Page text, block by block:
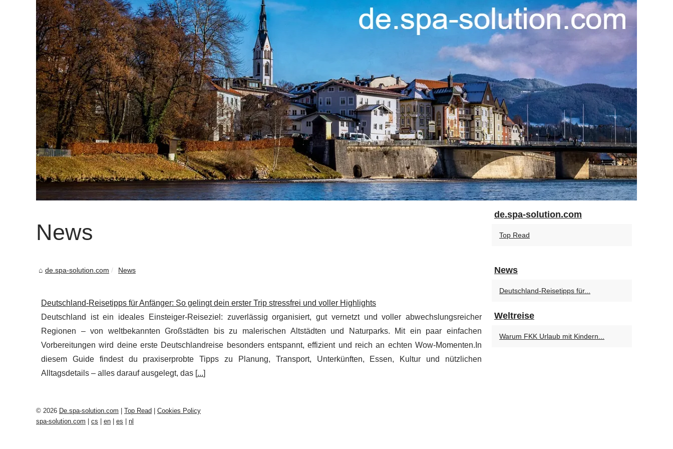
News
de.spa-solution.com News
Deutschland-Reisetipps für Anfänger: So gelingt dein erster Trip stressfrei und voller Highlights
Deutschland ist ein ideales Einsteiger-Reiseziel: zuverlässig organisiert, gut vernetzt und voller abwechslungsreicher
Regionen – von weltbekannten Großstädten bis zu malerischen Altstädten und Naturparks. Mit ein paar einfachen
Vorbereitungen wird deine erste Deutschlandreise besonders entspannt, effizient und reich an echten Wow-Momenten.In
diesem Guide findest du praxiserprobte Tipps zu Planung, Transport, Unterkünften, Essen, Kultur und nützlichen
Alltagsdetails – alles darauf ausgelegt, das [...]
de.spa-solution.com
Top Read
News
Deutschland-Reisetipps für...
Weltreise
Warum FKK Urlaub mit Kindern...
© 2026 De.spa-solution.com Top Read
Cookies Policy
spa-solution.com
cs en es nl